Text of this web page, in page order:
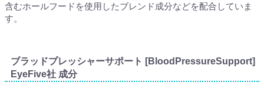
含むホールフードを使用したブレンド成分などを配合していま
す。
ブラッドプレッシャーサポート [BloodPressureSupport]
EyeFive社 成分